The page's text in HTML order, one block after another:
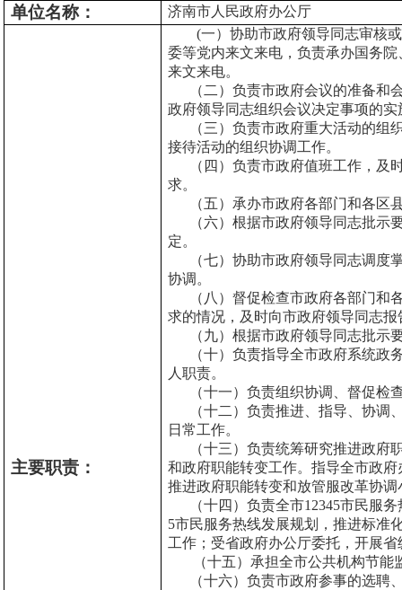
单位名称： 济南市 人民政府办公厅
主要职责：
(一）协助市政府领导同志审核
委等党内来文来电，负责承办国务
来文来电。
（二）负责市政府会议的准备和
政府领导同志组织会议决定事项的
（三）负责市政府重大活动的组
接待活动的组织协调工作。
（四）负责市政府值班工作，及
求。
（五）承办市政府各部门和各区
（六）根据市政府领导同志批示
定。
（七）协助市政府领导同志调度
协调。
（八）督促检查市政府各部门和
求的情况，及时向市政府领导同志
（九）根据市政府领导同志批示
（十）负责指导全市政府系统政
人职责。
（十一）负责组织协调、督促检
（十二）负责推进、指导、协调
日常工作。
（十三）负责统筹研究推进政府
和政府职能转变工作。指导全市政
推进政府职能转变和放管服改革协
（十四）负责全市12345市民服务
5市民服务热线发展规划，推进标准
工作；受省政府办公厅委托，开展
（十五）承担全市公共机构节能
（十六）负责市政府参事的选聘